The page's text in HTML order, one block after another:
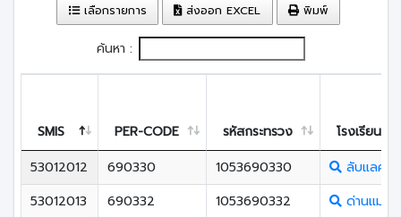
เลือกรายการ ส่งออก EXCEL พิมพ์
ค้นหา :
SMIS PER-CODE รหัสกระทรวง
โรงเรียน
53012012
690330 1053690330
ลับแลศรี
53012013
690332 1053690332
ด่านแม่ค